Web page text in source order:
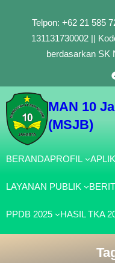
Telpon: +62 21 585
131131730002 ||
berdasarkan SK
MAN 10
(MSJB)
BERANDAPROFIL
LAYANAN PUBLIK
PPDB 2025 HASIL TKA